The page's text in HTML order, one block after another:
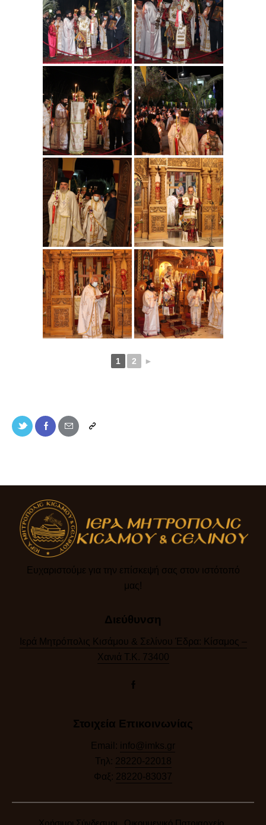
1 2 ►
Ευχαριστούμε για την επίσκεψή σας στον ιστότοπό
μας!​
Διεύθυνση
Ιερά Μητρόπολις Κισάμου & Σελίνου Έδρα: Κίσαμος –
Χανιά Τ.Κ. 73400
Στοιχεία Επικοινωνίας
Email: info@imks.gr
Τηλ: 28220-22018
Φαξ: 28220-83037
Χρήσιμοι Σύνδεσμοι Οικουμενικό Πατριαρχείο